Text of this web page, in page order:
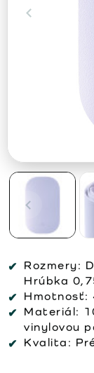
Rozmery:
Hrúbka
Hmotnosť:
Materiál:
vinylovou
Kvalita: